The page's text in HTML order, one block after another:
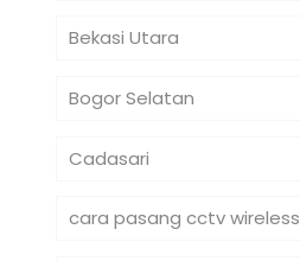
Bekasi Utara
Bogor Selatan
Cadasari
cara pasang cctv wireless